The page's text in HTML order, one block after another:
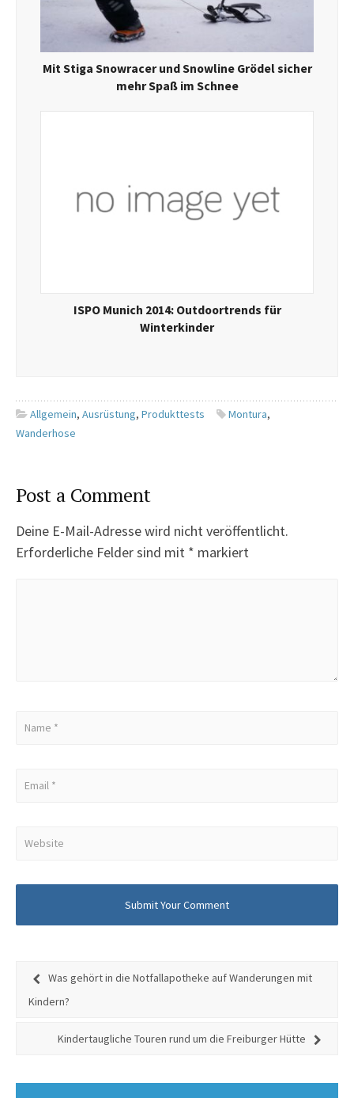
Mit Stiga Snowracer und Snowline Grödel sicher
mehr Spaß im Schnee
ISPO Munich 2014: Outdoortrends für
Winterkinder
Allgemein, Ausrüstung, Produkttests Montura,
Wanderhose
Post a Comment
Deine E-Mail-Adresse wird nicht veröffentlicht.
Erforderliche Felder sind mit * markiert
Was gehört in die Notfallapotheke auf Wanderungen mit
Kindern?
Kindertaugliche Touren rund um die Freiburger Hütte